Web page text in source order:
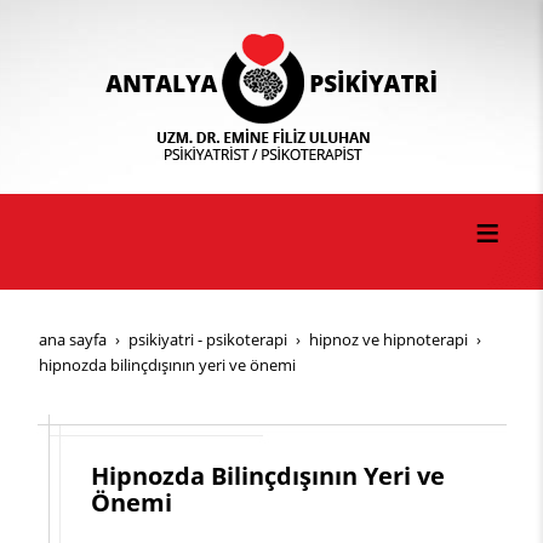
ana sayfa psi̇ki̇yatri̇ - psi̇koterapi̇
hi̇pnoz ve hi̇pnoterapi̇
hipnozda bilinçdışının yeri ve önemi
Hipnozda Bilinçdışının Yeri ve
Önemi